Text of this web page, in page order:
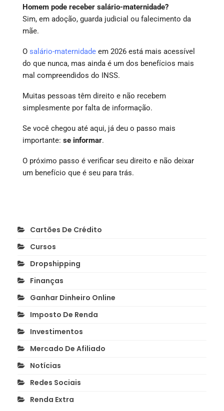
Homem pode receber salário-maternidade?
Sim, em adoção, guarda judicial ou falecimento da
mãe.
O salário-maternidade em 2026 está mais acessível
do que nunca, mas ainda é um dos benefícios mais
mal compreendidos do INSS.
Muitas pessoas têm direito e não recebem
simplesmente por falta de informação.
Se você chegou até aqui, já deu o passo mais
importante: se informar.
O próximo passo é verificar seu direito e não deixar
um benefício que é seu para trás.
Cartões De Crédito
Cursos
Dropshipping
Finanças
Ganhar Dinheiro Online
Imposto De Renda
Investimentos
Mercado De Afiliado
Notícias
Redes Sociais
Renda Extra